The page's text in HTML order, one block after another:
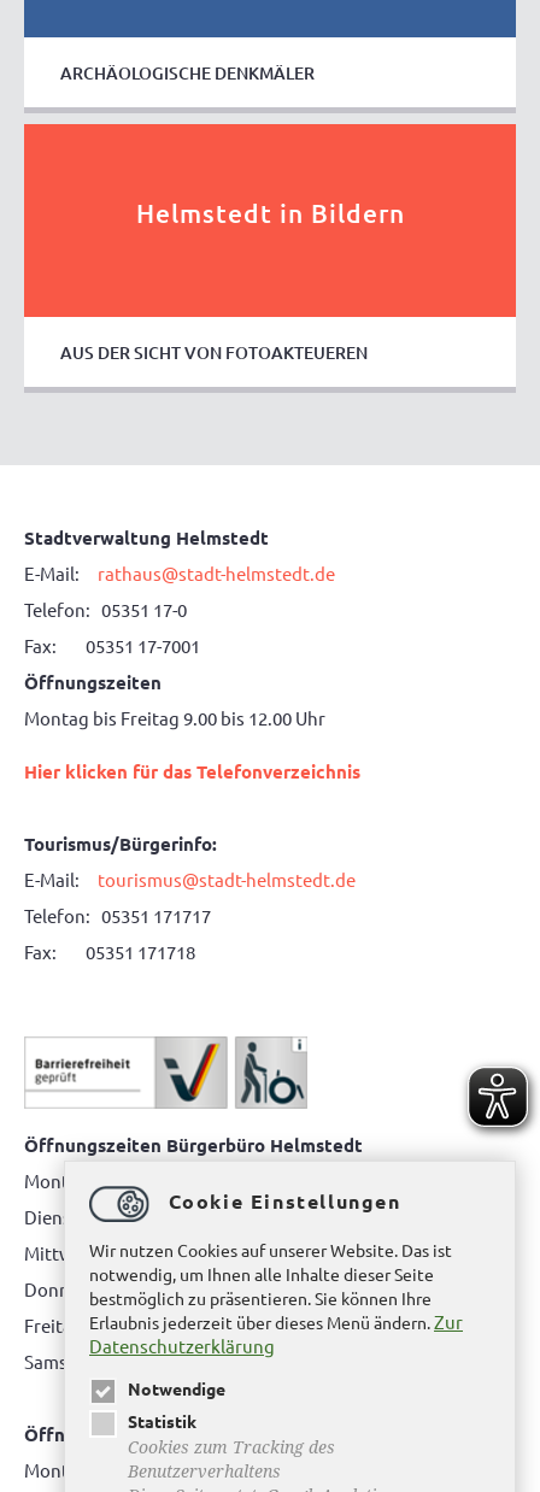
ARCHÄOLOGISCHE DENKMÄLER
Helmstedt in Bildern
AUS DER SICHT VON FOTOAKTEUEREN
Stadtverwaltung Helmstedt
E-Mail: rathaus@stadt-helmstedt.de
Telefon: 05351 17-0
Fax: 05351 17-7001
Öffnungszeiten
Montag bis Freitag 9.00 bis 12.00 Uhr
Hier klicken für das Telefonverzeichnis
Tourismus/Bürgerinfo:
E-Mail: tourismus@stadt-helmstedt.de
Telefon: 05351 171717
Fax: 05351 171718
Öffnungszeiten Bürgerbüro Helmstedt
Montag: 08.00 bis 12.00 Uhr
Dienstag: 08.00 bis 12.00 Uhr & 15.00 Uhr bis 17.00 Uhr
Mittwoch: nur nach Terminvereinbarung
Donnerstag: 08.00 bis 12.00 Uhr & 14.00 Uhr bis 16.00 Uhr
Freitag: nur nach Terminvereinbarung
Samstag:bitte hier klicken
Öffnungszeiten Bürgerbüro Büddenstedt
Montag: 14:00 bis 16:00 Uhr
Cookie Einstellungen
Wir nutzen Cookies auf unserer Website. Das ist
notwendig, um Ihnen alle Inhalte dieser Seite
bestmöglich zu präsentieren. Sie können Ihre
Erlaubnis jederzeit über dieses Menü ändern.Zur
Datenschutzerklärung
Notwendige
Statistik
Cookies zum Tracking des
Benutzerverhaltens